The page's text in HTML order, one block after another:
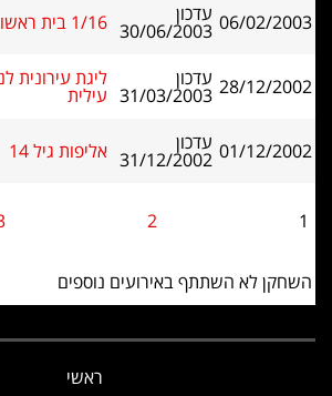
06/02/2003 עדכון
30/06/2003 1/16 בית ראשון לציון
28/12/2002 עדכון
31/03/2003
ליגת עירונית
עילית
01/12/2002 עדכון
31/12/2002 אליפות גיל 14
1
2
השחקן לא השתתף באירועים נוספים
ראשי